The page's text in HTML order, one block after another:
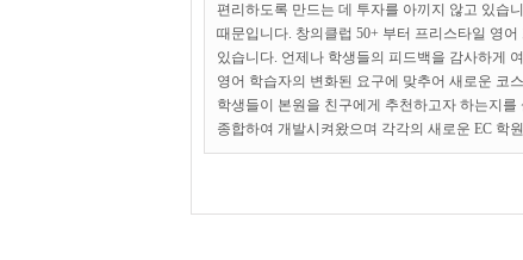
편리하도록 만드는 데 투자를 아끼지 않고 있습
때문입니다. 창의클럽 50+ 부터 프리스타일 영
있습니다. 언제나 학생들의 피드백을 감사하게
영어 학습자의 변화된 요구에 맞추어 새로운 코
학생들이 본원을 친구에게 추천하고자 하는지
종합하여 개발시켜왔으며 각각의 새로운 EC 학